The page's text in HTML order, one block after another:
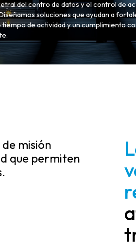
del centro de datos y el control de
soluciones que ayudan a
de actividad y un cumplimiento
misión
que permiten